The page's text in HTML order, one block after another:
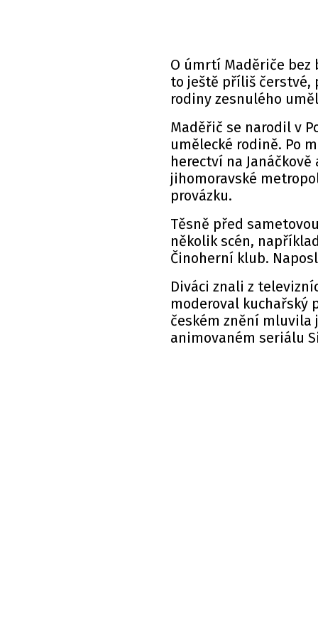
O úmrtí Maděriče
to ještě příliš čerstvé,
rodiny zesnulého
Maděřič se narodil v
umělecké rodině. Po
herectví na
jihomoravské
provázku.
Těsně před
několik scén,
Činoherní klub.
Diváci znali z
moderoval kuchařský
českém znění mluvila
animovaném seriálu